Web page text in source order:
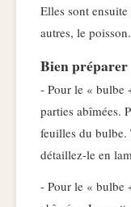
Elles sont
autres, le poisson.
Bien préparer
- Pour le « bulbe
parties abîmées.
feuilles du bulbe.
détaillez-le en
- Pour le « bulbe